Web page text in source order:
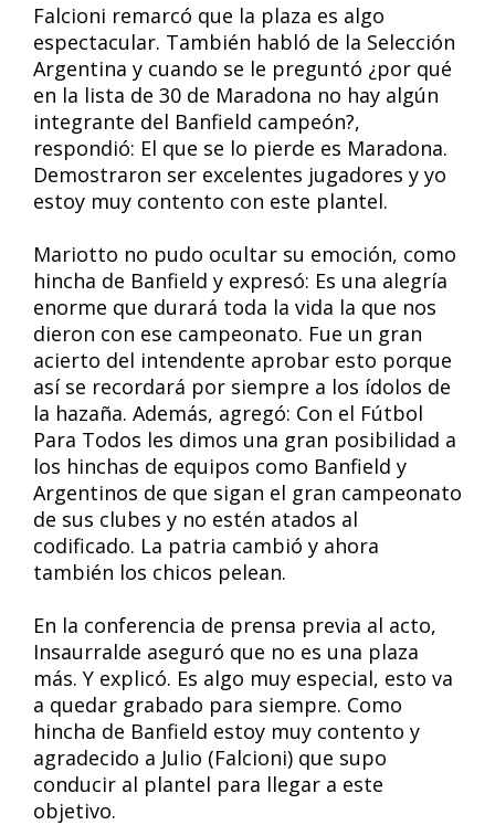
Falcioni remarcó que la plaza es algo
espectacular. También habló de la Selección
Argentina y cuando se le preguntó ¿por qué
en la lista de 30 de Maradona no hay algún
integrante del Banfield campeón?,
respondió: El que se lo pierde es Maradona.
Demostraron ser excelentes jugadores y yo
estoy muy contento con este plantel.
Mariotto no pudo ocultar su emoción, como
hincha de Banfield y expresó: Es una alegría
enorme que durará toda la vida la que nos
dieron con ese campeonato. Fue un gran
acierto del intendente aprobar esto porque
así se recordará por siempre a los ídolos de
la hazaña. Además, agregó: Con el Fútbol
Para Todos les dimos una gran posibilidad a
los hinchas de equipos como Banfield y
Argentinos de que sigan el gran campeonato
de sus clubes y no estén atados al
codificado. La patria cambió y ahora
también los chicos pelean.
En la conferencia de prensa previa al acto,
Insaurralde aseguró que no es una plaza
más. Y explicó. Es algo muy especial, esto va
a quedar grabado para siempre. Como
hincha de Banfield estoy muy contento y
agradecido a Julio (Falcioni) que supo
conducir al plantel para llegar a este
objetivo.